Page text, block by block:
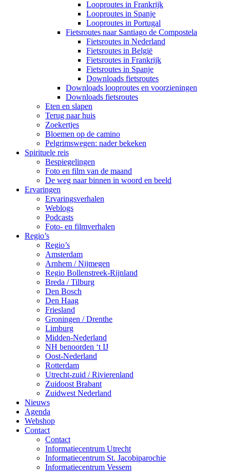
Looproutes in Frankrijk
Looproutes in Spanje
Looproutes in Portugal
Fietsroutes naar Santiago de Compostela
Fietsroutes in Nederland
Fietsroutes in België
Fietsroutes in Frankrijk
Fietsroutes in Spanje
Downloads fietsroutes
Downloads looproutes en voorzieningen
Downloads fietsroutes
Eten en slapen
Terug naar huis
Zoekertjes
Bloemen op de camino
Pelgrimswegen: nader bekeken
Spirituele reis
Bespiegelingen
Foto en film van de maand
De weg naar binnen in woord en beeld
Ervaringen
Ervaringsverhalen
Weblogs
Podcasts
Foto- en filmverhalen
Regio’s
Regio’s
Amsterdam
Arnhem / Nijmegen
Regio Bollenstreek-Rijnland
Breda / Tilburg
Den Bosch
Den Haag
Friesland
Groningen / Drenthe
Limburg
Midden-Nederland
NH benoorden ‘t IJ
Oost-Nederland
Rotterdam
Utrecht-zuid / Rivierenland
Zuidoost Brabant
Zuidwest Nederland
Nieuws
Agenda
Webshop
Contact
Contact
Informatiecentrum Utrecht
Informatiecentrum St. Jacobiparochie
Informatiecentrum Vessem